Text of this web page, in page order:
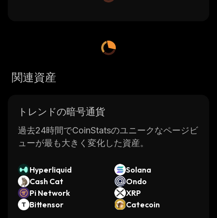
関連資産
トレンドの暗号通貨
過去24時間でCoinStatsのユニークなページビ
ューが最も大きく変化した資産。
Hyperliquid
Solana
Cash Cat
Ondo
Pi Network
XRP
Bittensor
Catecoin